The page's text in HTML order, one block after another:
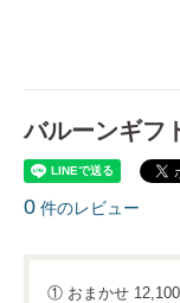
バルーンギフ
0 件のレビュー
① おまかせ